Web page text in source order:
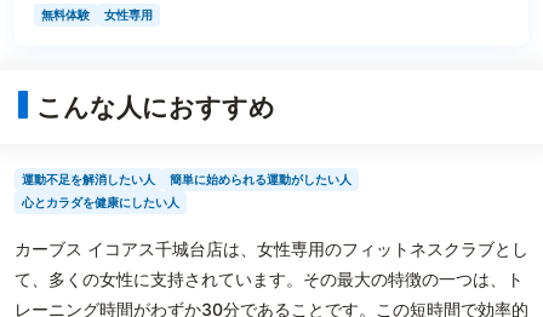
無料体験 女性専用
こんな人におすすめ
運動不足を解消したい人
簡単に始められる運動がしたい人
心とカラダを健康にしたい人
カーブス イコアス千城台店は、女性専用のフィットネスクラブとし
て、多くの女性に支持されています。その最大の特徴の一つは、ト
レーニング時間がわずか30分であることです。この短時間で効率的